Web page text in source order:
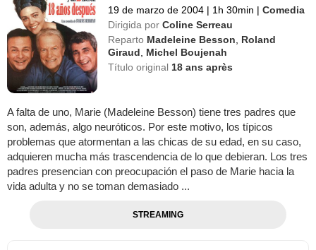
19 de marzo de 2004 | 1h 30min | Comedia
Dirigida por Coline Serreau
Reparto Madeleine Besson
Roland
Giraud
Michel Boujenah
Título original 18 ans après
A falta de uno, Marie (Madeleine Besson) tiene tres padres que
son, además, algo neuróticos. Por este motivo, los típicos
problemas que atormentan a las chicas de su edad, en su caso,
adquieren mucha más trascendencia de lo que debieran. Los tres
padres presencian con preocupación el paso de Marie hacia la
vida adulta y no se toman demasiado ...
STREAMING